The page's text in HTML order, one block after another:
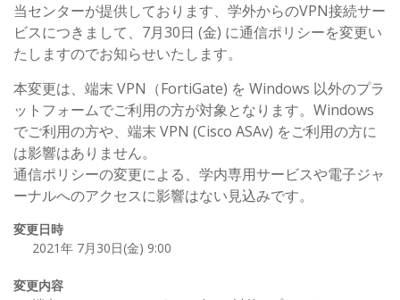
当センターが提供しております、学外からのVPN接続サー
ビスにつきまして、7月30日 (金) に通信ポリシーを変更い
たしますのでお知らせいたします。
本変更は、端末 VPN（FortiGate) を Windows 以外のプラ
ットフォームでご利用の方が対象となります。Windows
でご利用の方や、端末 VPN (Cisco ASAv) をご利用の方に
は影響はありません。
通信ポリシーの変更による、学内専用サービスや電子ジャ
ーナルへのアクセスに影響はない見込みです。
変更日時
2021年 7月30日(金) 9:00
変更内容